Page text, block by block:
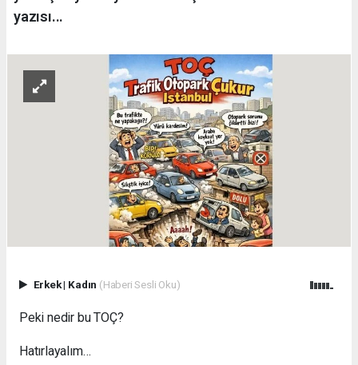
yazısı...
Erkek| Kadın (Haberi Sesli Oku)
Peki nedir bu TOÇ?
Hatırlayalım…